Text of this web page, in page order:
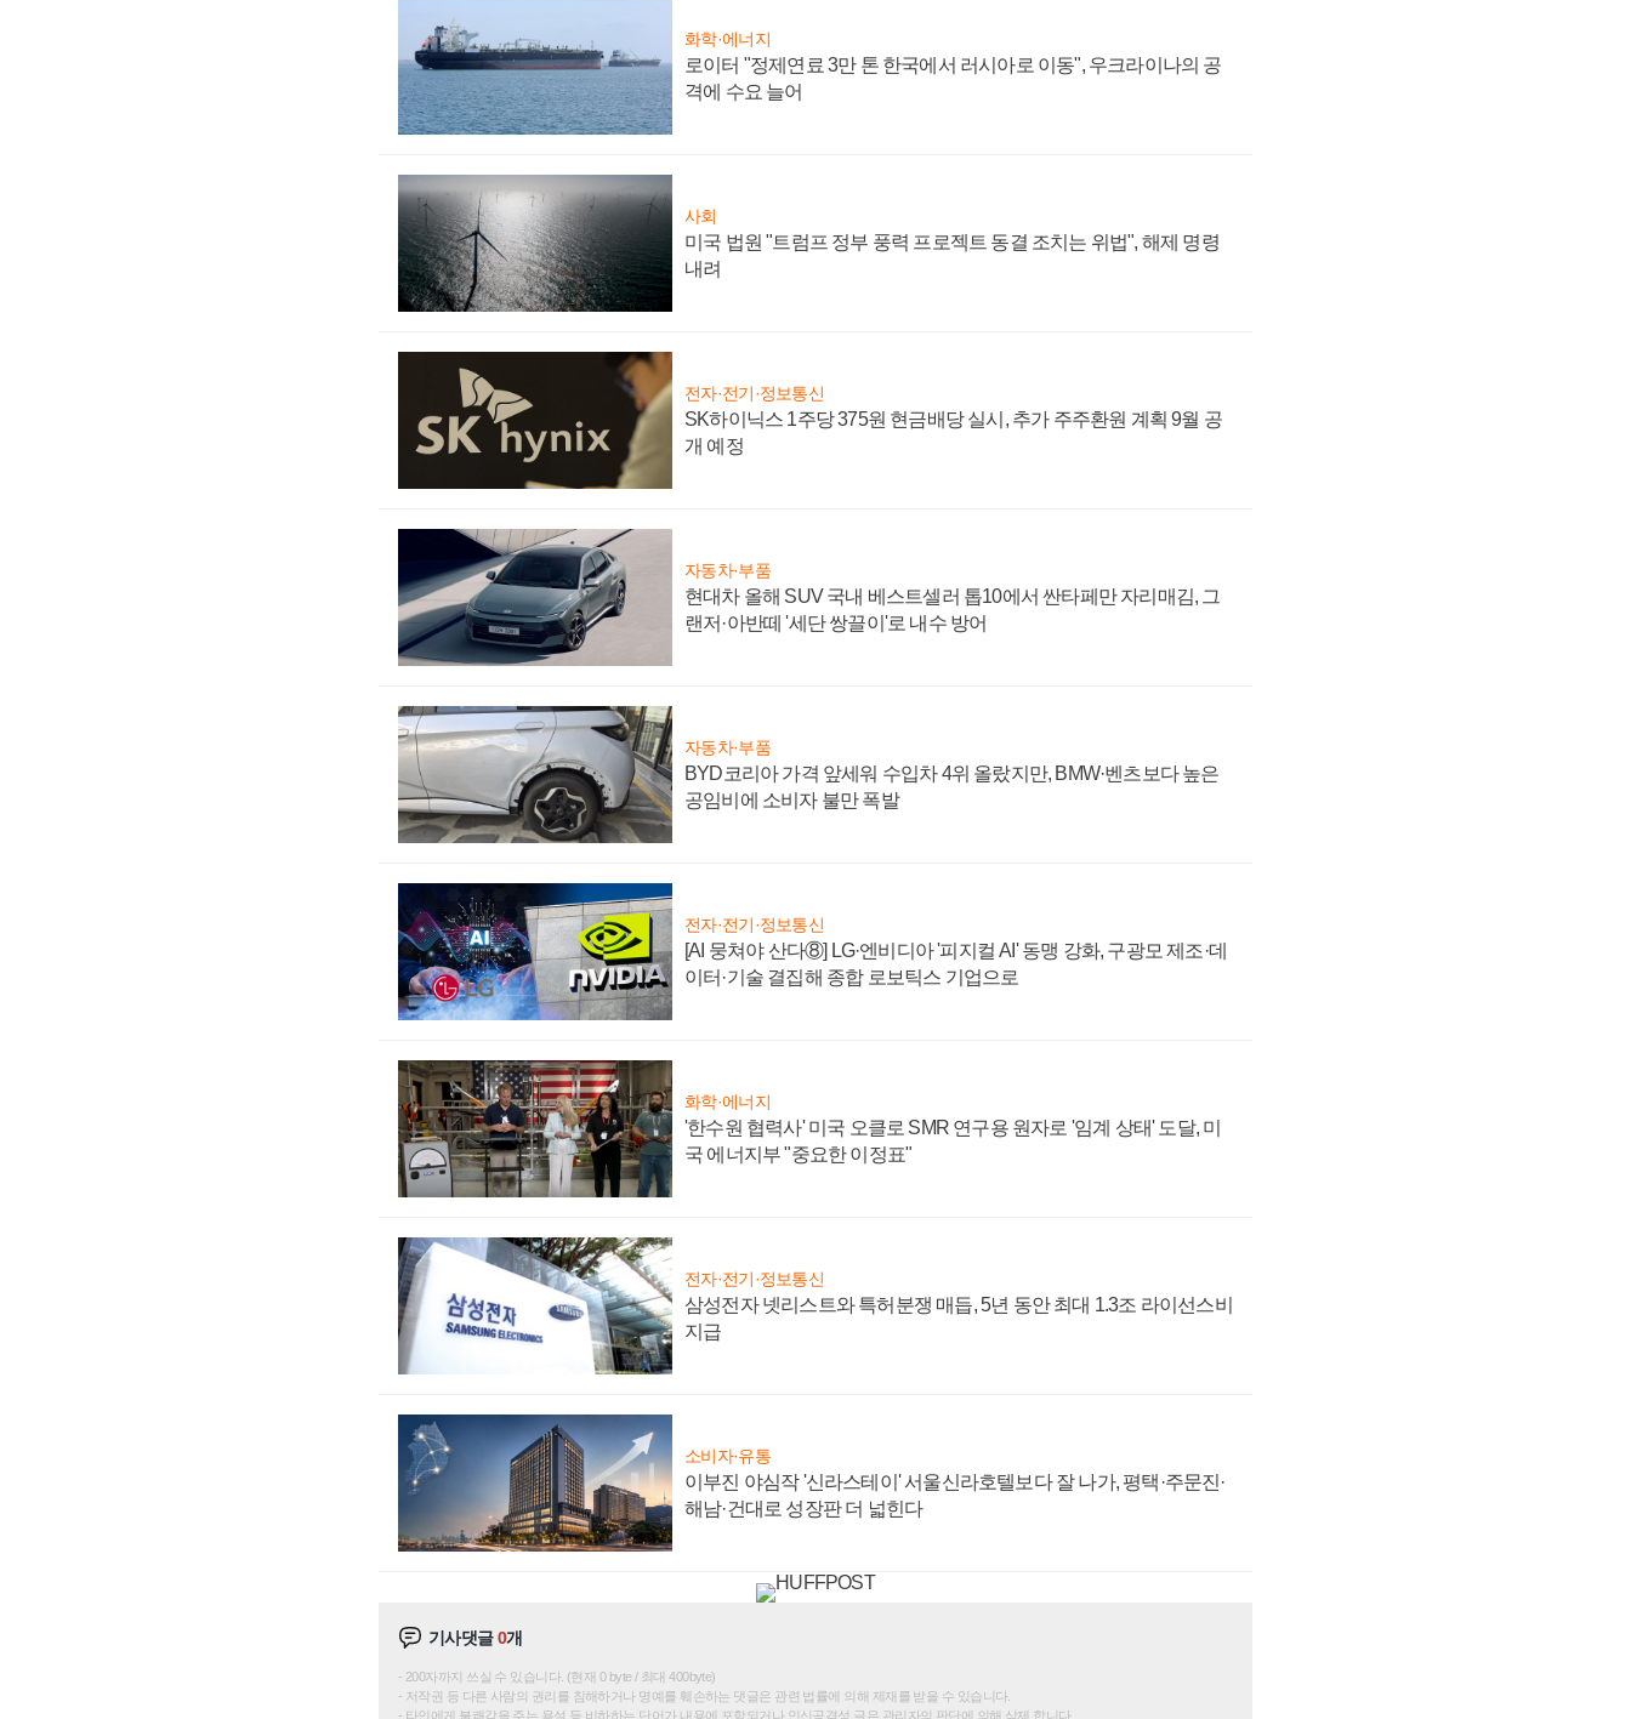
화학·에너지
로이터 "정제연료 3만 톤 한국에서 러시아로 이동", 우크라이나의 공
격에 수요 늘어
사회
미국 법원 "트럼프 정부 풍력 프로젝트 동결 조치는 위법", 해제 명령
내려
전자·전기·정보통신
SK하이닉스 1주당 375원 현금배당 실시, 추가 주주환원 계획 9월 공
개 예정
자동차·부품
현대차 올해 SUV 국내 베스트셀러 톱10에서 싼타페만 자리매김, 그
랜저·아반떼 '세단 쌍끌이'로 내수 방어
자동차·부품
BYD코리아 가격 앞세워 수입차 4위 올랐지만, BMW·벤츠보다 높은
공임비에 소비자 불만 폭발
전자·전기·정보통신
[AI 뭉쳐야 산다⑧] LG·엔비디아 '피지컬 AI' 동맹 강화, 구광모 제조·데
이터·기술 결집해 종합 로보틱스 기업으로
화학·에너지
'한수원 협력사' 미국 오클로 SMR 연구용 원자로 '임계 상태' 도달, 미
국 에너지부 "중요한 이정표"
전자·전기·정보통신
삼성전자 넷리스트와 특허분쟁 매듭, 5년 동안 최대 1.3조 라이선스비
지급
소비자·유통
이부진 야심작 '신라스테이' 서울신라호텔보다 잘 나가, 평택·주문진·
해남·건대로 성장판 더 넓힌다
기사댓글0개
200자까지 쓰실 수 있습니다. (현재 0 byte / 최대 400byte)
저작권 등 다른 사람의 권리를 침해하거나 명예를 훼손하는 댓글은 관련 법률에 의해 제재를 받을 수 있습니다.
타인에게 불쾌감을 주는 욕설 등 비하하는 단어가 내용에 포함되거나 인신공격성 글은 관리자의 판단에 의해 삭제 합니다.